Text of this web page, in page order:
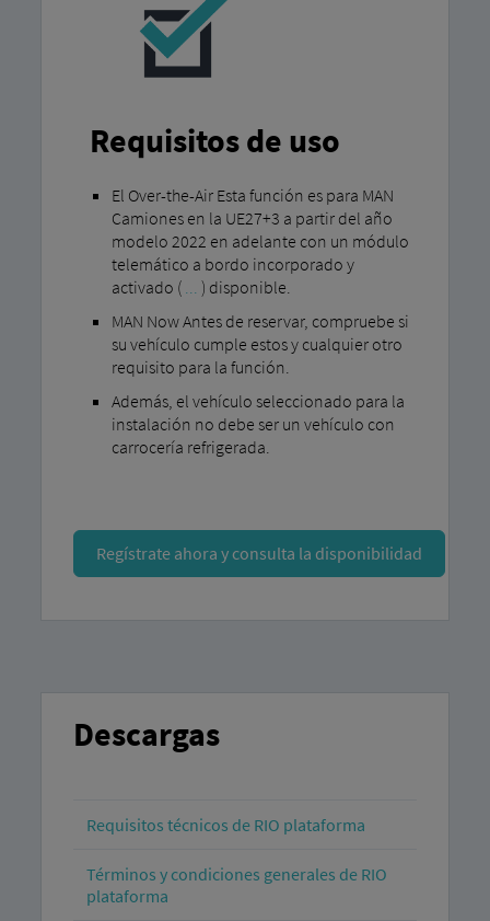
Requisitos de uso
El Over-the-Air Esta función es para MAN
Camiones en la UE27+3 a partir del año
modelo 2022 en adelante con un módulo
telemático a bordo incorporado y
activado ( ... ) disponible.
MAN Now Antes de reservar, compruebe si
su vehículo cumple estos y cualquier otro
requisito para la función.
Además, el vehículo seleccionado para la
instalación no debe ser un vehículo con
carrocería refrigerada.
Regístrate ahora y consulta la disponibilidad
Descargas
Requisitos técnicos de RIO plataforma
Términos y condiciones generales de RIO
plataforma